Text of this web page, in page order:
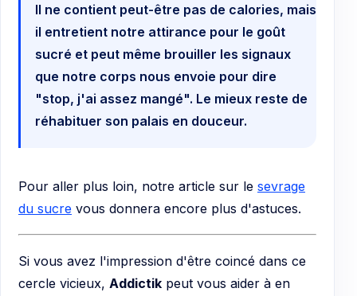
Il ne contient peut-être pas de calories, mais
il entretient notre attirance pour le goût
sucré et peut même brouiller les signaux
que notre corps nous envoie pour dire
"stop, j'ai assez mangé". Le mieux reste de
réhabituer son palais en douceur.
Pour aller plus loin, notre article sur le sevrage
du sucre vous donnera encore plus d'astuces.
Si vous avez l'impression d'être coincé dans ce
cercle vicieux, Addictik peut vous aider à en